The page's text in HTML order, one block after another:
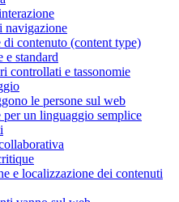
navigazione
contenuto (content type)
e standard
controllati e tassonomie
le persone sul web
un linguaggio semplice
e localizzazione dei contenuti